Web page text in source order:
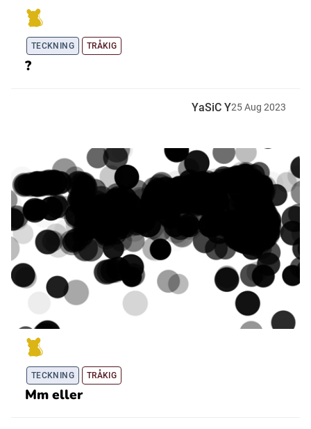
TECKNING TRÅKIG
?
YaSiC Y25Aug 2023
TECKNING TRÅKIG
Mm eller